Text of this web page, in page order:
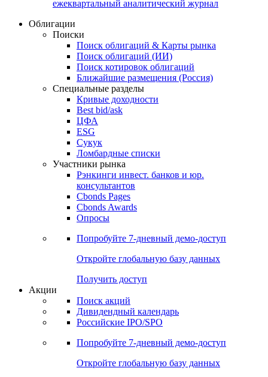
ежеквартальный аналитический журнал
Облигации
Поиски
Поиск облигаций & Карты рынка
Поиск облигаций (ИИ)
Поиск котировок облигаций
Ближайшие размещения (Россия)
Специальные разделы
Кривые доходности
Best bid/ask
ЦФА
ESG
Сукук
Ломбардные списки
Участники рынка
Рэнкинги инвест. банков и юр.
консультантов
Cbonds Pages
Cbonds Awards
Опросы
Попробуйте 7-дневный демо-доступ
Откройте глобальную базу данных
Получить доступ
Акции
Поиск акций
Дивидендный календарь
Российские IPO/SPO
Попробуйте 7-дневный демо-доступ
Откройте глобальную базу данных